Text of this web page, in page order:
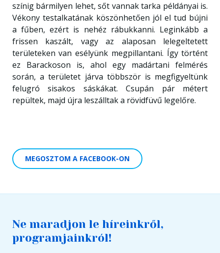
színig bármilyen lehet, sőt vannak tarka példányai is.
Vékony testalkatának köszönhetően jól el tud bújni
a fűben, ezért is nehéz rábukkanni. Leginkább a
frissen kaszált, vagy az alaposan lelegeltetett
területeken van esélyünk megpillantani. Így történt
ez Barackoson is, ahol egy madártani felmérés
során, a területet járva többször is megfigyeltünk
felugró sisakos sáskákat. Csupán pár métert
repültek, majd újra leszálltak a rövidfüvű legelőre.
MEGOSZTOM A FACEBOOK-ON
Ne maradjon le híreinkről,
programjainkról!